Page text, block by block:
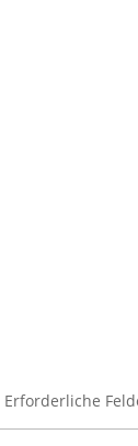
Erforderliche